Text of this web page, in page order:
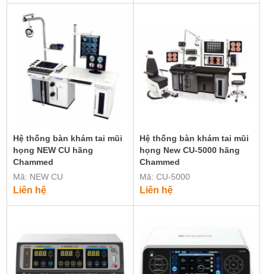
Hệ thống bàn khám tai mũi
họng NEW CU hãng
Chammed
Mã: NEW CU
Liên hệ
Hệ thống bàn khám tai mũi
họng New CU-5000 hãng
Chammed
Mã: CU-5000
Liên hệ